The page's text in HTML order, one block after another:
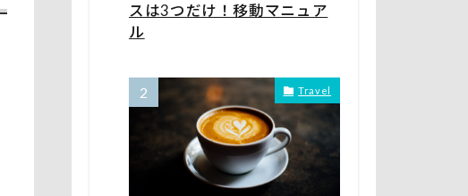
スは3つだけ！移動マニュア
ル
Travel